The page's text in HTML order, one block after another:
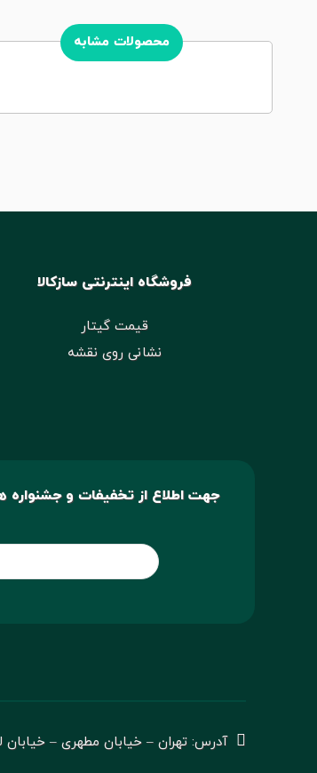
محصولات مشابه
فروشگاه اینترنتی سازکالا
قیمت گیتار
نشانی روی نقشه
جهت اطلاع از تخفیفات و جشنواره
آدرس: تهران – خیابان مطهری – خیابان